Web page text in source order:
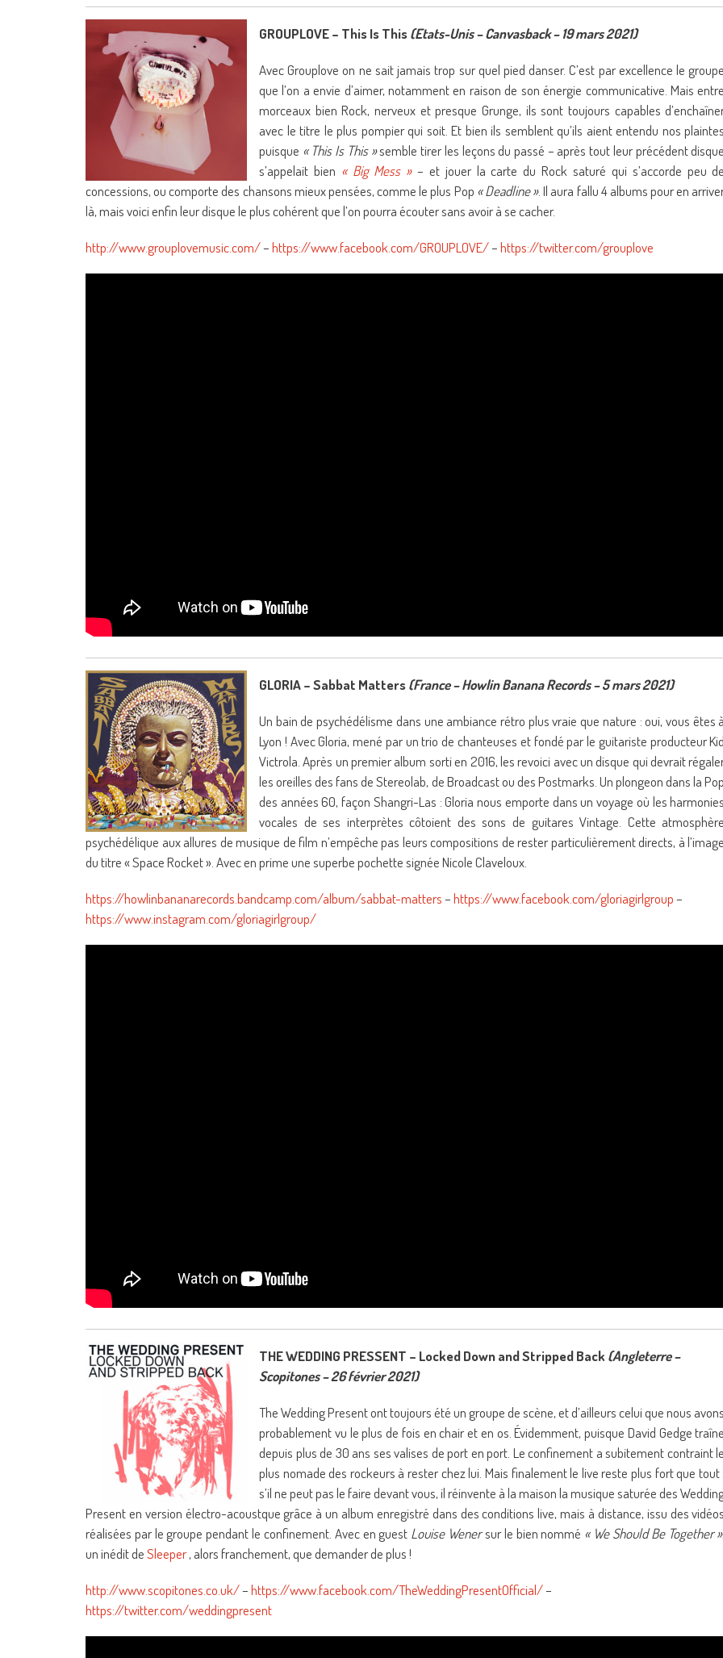
GROUPLOVE – This Is This(Etats-Unis – Canvasback – 19 mars 2021)
Avec Grouplove on ne sait jamais trop sur quel pied danser. C’est par excellence le groupe
que l’on a envie d’aimer, notamment en raison de son énergie communicative. Mais entre
morceaux bien Rock, nerveux et presque Grunge, ils sont toujours capables
avec le titre le plus pompier qui soit. Et bien ils semblent qu’ils aient entendu nos plaintes
puisque « This Is This »semble tirer les leçons du passé – après tout leur précédent disque
s’appelait bien « Big Mess »– et jouer la carte du Rock saturé qui s’accorde peu de
concessions, ou comporte des chansons mieux pensées, comme le plus Pop « Deadline ». Il aura fallu 4 albums pour en
là, mais voici enfin leur disque le plus cohérent que l’on pourra écouter sans avoir à se cacher.
http://www.grouplovemusic.com/–https://www.facebook.com/GROUPLOVE/–https://twitter.com/grouplove
GLORIA – Sabbat Matters(France – Howlin Banana Records – 5 mars 2021)
Un bain de psychédélisme dans une ambiance rétro plus vraie que nature : oui, vous êtes à
Lyon ! Avec Gloria, mené par un trio de chanteuses et fondé par le guitariste producteur Kid
Victrola. Après un premier album sorti en 2016, les revoici avec un disque qui devrait
les oreilles des fans de Stereolab, de Broadcast ou des Postmarks. Un plongeon dans la Pop
des années 60, façon Shangri-Las : Gloria nous emporte dans un voyage où les harmonies
vocales de ses interprètes côtoient des sons de guitares Vintage. Cette atmosphère
psychédélique aux allures de musique de film n’empêche pas leurs compositions de rester particulièrement directs, à l’image
du titre « Space Rocket ». Avec en prime une superbe pochette signée Nicole Claveloux.
https://howlinbananarecords.bandcamp.com/album/sabbat-matters–https://www.facebook.com/gloriagirlgroup–
https://www.instagram.com/gloriagirlgroup/
THE WEDDING PRESSENT – Locked Down and Stripped Back(Angleterre –
Scopitones – 26 février 2021)
The Wedding Present ont toujours été un groupe de scène, et d’ailleurs celui que nous avons
probablement vu le plus de fois en chair et en os. Évidemment, puisque David Gedge traîne
depuis plus de 30 ans ses valises de port en port. Le confinement a subitement contraint le
plus nomade des rockeurs à rester chez lui. Mais finalement le live reste plus fort que tout :
s’il ne peut pas le faire devant vous, il réinvente à la maison la musique saturée des
Present en version électro-acoustque grâce à un album enregistré dans des conditions live, mais à distance, issu des vidéos
réalisées par le groupe pendant le confinement. Avec en guest Louise Wenersur le bien nommé « We Should Be Together »,
un inédit deSleeper, alors franchement, que demander de plus !
http://www.scopitones.co.uk/–https://www.facebook.com/TheWeddingPresentOfficial/–
https://twitter.com/weddingpresent